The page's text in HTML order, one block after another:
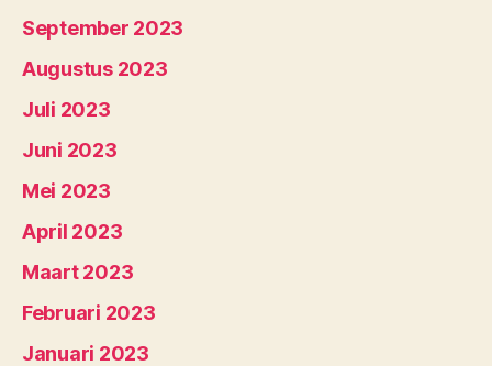
September 2023
Augustus 2023
Juli 2023
Juni 2023
Mei 2023
April 2023
Maart 2023
Februari 2023
Januari 2023